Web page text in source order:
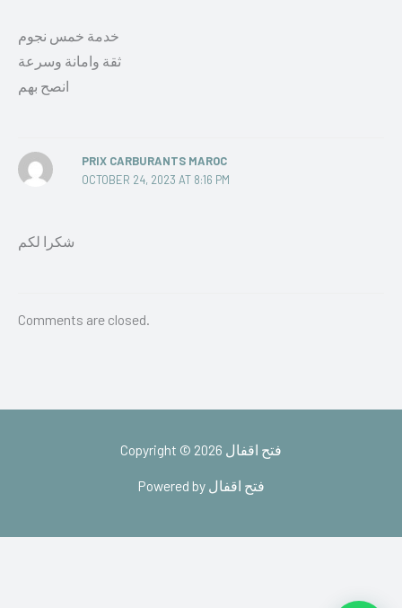
خدمة خمس نجوم
ثقة وامانة وسرعة
انصح بهم
PRIX CARBURANTS MAROC
OCTOBER 24, 2023 AT 8:16 PM
شكرا لكم
Comments are closed.
Copyright © 2026 فتح اقفال
Powered by فتح اقفال